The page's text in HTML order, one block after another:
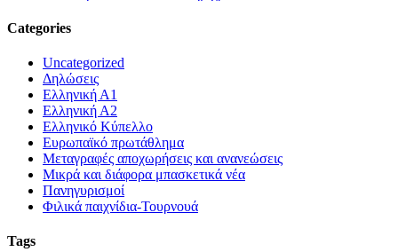
Categories
Uncategorized
Δηλώσεις
Ελληνική Α1
Ελληνική Α2
Ελληνικό Κύπελλο
Ευρωπαϊκό πρωτάθλημα
Μεταγραφές αποχωρήσεις και ανανεώσεις
Μικρά και διάφορα μπασκετικά νέα
Πανηγυρισμοί
Φιλικά παιχνίδια-Τουρνουά
Tags